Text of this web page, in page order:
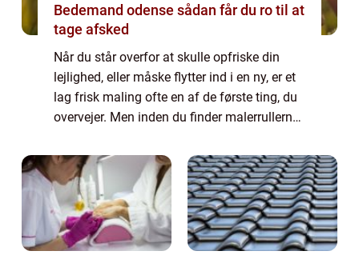
Bedemand odense sådan får du ro til at
tage afsked
Når du står overfor at skulle opfriske din
lejlighed, eller måske flytter ind i en ny, er et
lag frisk maling ofte en af de første ting, du
overvejer. Men inden du finder malerrullerne
er det essentielt ...